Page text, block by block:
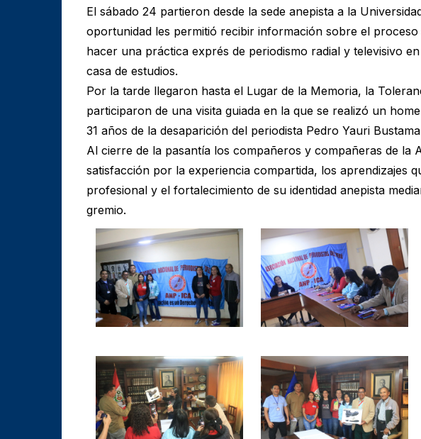
El sábado 24 partieron desde la sede anepista a la
oportunidad les permitió recibir información sobre el
hacer una práctica exprés de periodismo radial y televisivo
casa de estudios.
Por la tarde llegaron hasta el Lugar de la Memoria, la
participaron de una visita guiada en la que se realizó un
31 años de la desaparición del periodista Pedro Yauri
Al cierre de la pasantía los compañeros y compañeras de la
satisfacción por la experiencia compartida, los aprendizajes
profesional y el fortalecimiento de su identidad anepista
gremio.